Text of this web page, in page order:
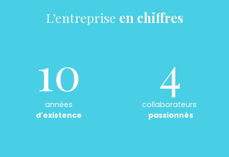
L’entreprise en chiffres
10
années
d'existence
4
collaborateurs
passionnés